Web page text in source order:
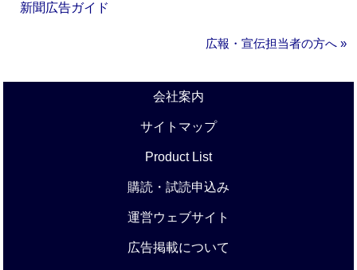
新聞広告ガイド
広報・宣伝担当者の方へ »
会社案内
サイトマップ
Product List
購読・試読申込み
運営ウェブサイト
広告掲載について